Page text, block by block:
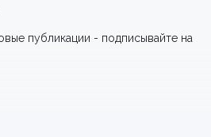
публикации - подписывайте на